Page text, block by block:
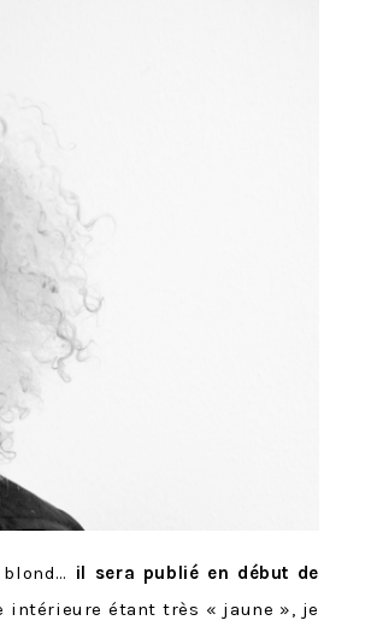
il sera publié en début de
intérieure étant très « jaune », je